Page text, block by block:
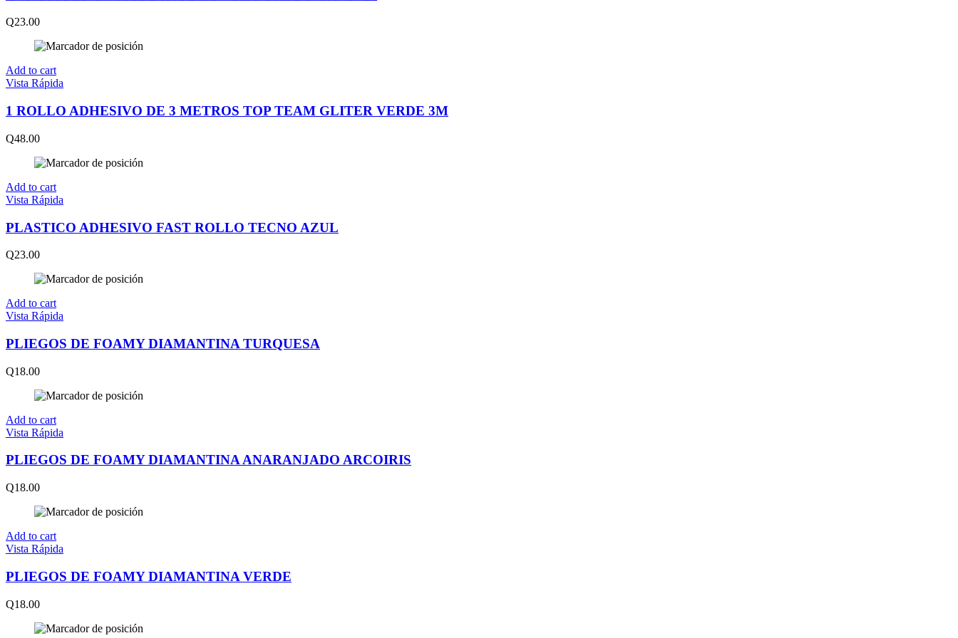
Q23.00
Add to cart
Vista Rápida
1 ROLLO ADHESIVO DE 3 METROS TOP TEAM GLITER VERDE 3M
Q48.00
Add to cart
Vista Rápida
PLASTICO ADHESIVO FAST ROLLO TECNO AZUL
Q23.00
Add to cart
Vista Rápida
PLIEGOS DE FOAMY DIAMANTINA TURQUESA
Q18.00
Add to cart
Vista Rápida
PLIEGOS DE FOAMY DIAMANTINA ANARANJADO ARCOIRIS
Q18.00
Add to cart
Vista Rápida
PLIEGOS DE FOAMY DIAMANTINA VERDE
Q18.00